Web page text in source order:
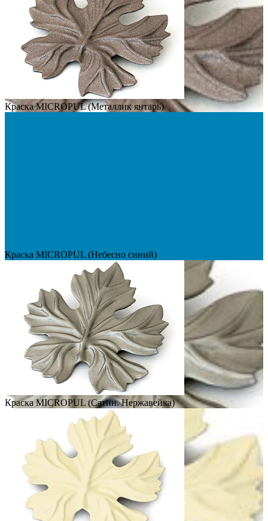
Краска MICROPUL (Металлик янтарь)
Краска MICROPUL (Небесно синий)
Краска MICROPUL (Сатин. Нержавейка)